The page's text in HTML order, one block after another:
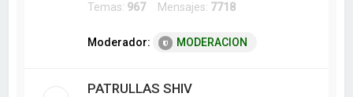
Temas: 967Mensajes: 7718
Moderador: MODERACION
PATRULLAS SHIV